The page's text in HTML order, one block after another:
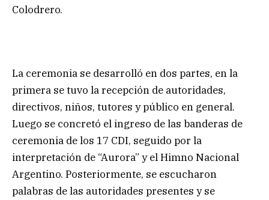
Colodrero.
La ceremonia se desarrolló en dos partes, en la
primera se tuvo la recepción de autoridades,
directivos, niños, tutores y público en general.
Luego se concretó el ingreso de las banderas de
ceremonia de los 17 CDI, seguido por la
interpretación de “Aurora” y el Himno Nacional
Argentino. Posteriormente, se escucharon
palabras de las autoridades presentes y se